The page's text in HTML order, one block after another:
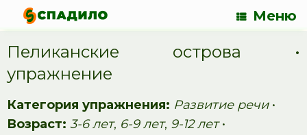
Меню
Пеликанские острова •
упражнение
Категория упражнения: Развитие речи•
Возраст: 3-6 лет, 6-9 лет, 9-12 лет•